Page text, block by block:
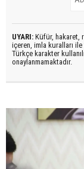
UYARI: Küfür, hakaret,
içeren, imla kuralları ile
Türkçe karakter
onaylanmamaktadır.